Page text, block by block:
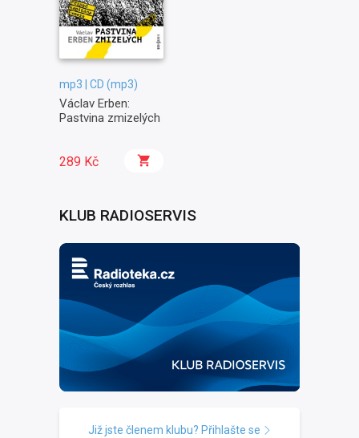
mp3 | CD (mp3)
Václav Erben:
Pastvina zmizelých
289 Kč
KLUB RADIOSERVIS
Již jste členem klubu? Přihlašte se